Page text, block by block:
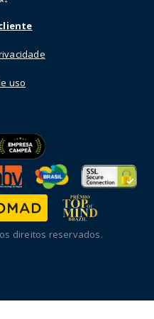
uso
direitos reservados.